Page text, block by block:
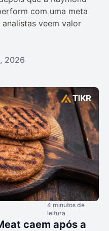
com uma meta
analistas veem valor
2026
4 minutos de
leitura
caem após a